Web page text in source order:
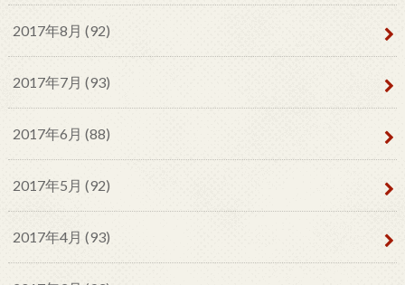
2017年8月 (92)
2017年7月 (93)
2017年6月 (88)
2017年5月 (92)
2017年4月 (93)